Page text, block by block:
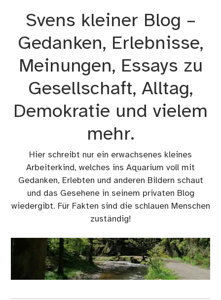
Svens kleiner Blog –
Gedanken, Erlebnisse,
Meinungen, Essays zu
Gesellschaft, Alltag,
Demokratie und vielem
mehr.
Hier schreibt nur ein erwachsenes kleines
Arbeiterkind, welches ins Aquarium voll mit
Gedanken, Erlebten und anderen Bildern schaut
und das Gesehene in seinem privaten Blog
wiedergibt. Für Fakten sind die schlauen Menschen
zuständig!